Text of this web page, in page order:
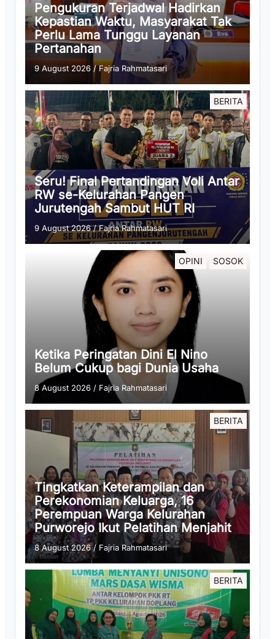
Pengukuran Terjadwal Hadirkan
Kepastian Waktu, Masyarakat Tak
Perlu Lama Tunggu Layanan
Pertanahan
9 August 2026 /Fajria Rahmatasari
BERITA
Seru! Final Pertandingan Voli Antar
RW se-Kelurahan Pangen
Jurutengah Sambut HUT RI
9 August 2026/Fajria Rahmatasari
OPINI SOSOK
Ketika Peringatan Dini El Nino
Belum Cukup bagi Dunia Usaha
8 August 2026 / Fajria Rahmatasari
BERITA
Tingkatkan Keterampilan dan
Perekonomian Keluarga, 16
Perempuan Warga Kelurahan
Purworejo Ikut Pelatihan Menjahit
8 August 2026/ Fajria Rahmatasari
BERITA